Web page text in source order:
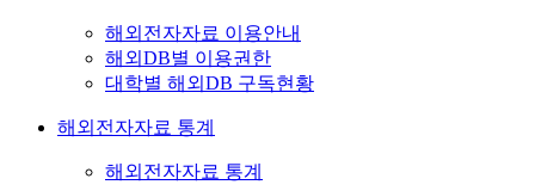
해외전자자료 이용안내
해외DB별 이용권한
대학별 해외DB 구독현황
해외전자자료 통계
해외전자자료 통계